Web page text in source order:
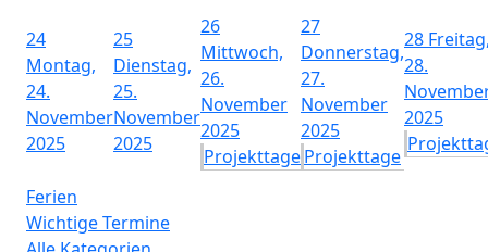
24
Montag,
24.
November
2025
25
Dienstag,
25.
November
2025
26
Mittwoch,
26.
November
2025
Projekttage
27
Donnerstag,
27.
November
2025
Projekttage
28
28.
2025
Ferien
Wichtige Termine